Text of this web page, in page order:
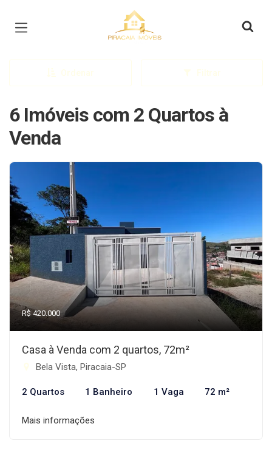
Página inicial
Ordenar Filtrar
6 Imóveis com 2 Quartos à
Venda
R$ 420.000
Casa à Venda com 2 quartos, 72m²
Bela Vista, Piracaia-SP
2 Quartos 1 Banheiro 1 Vaga 72 m²
Mais informações